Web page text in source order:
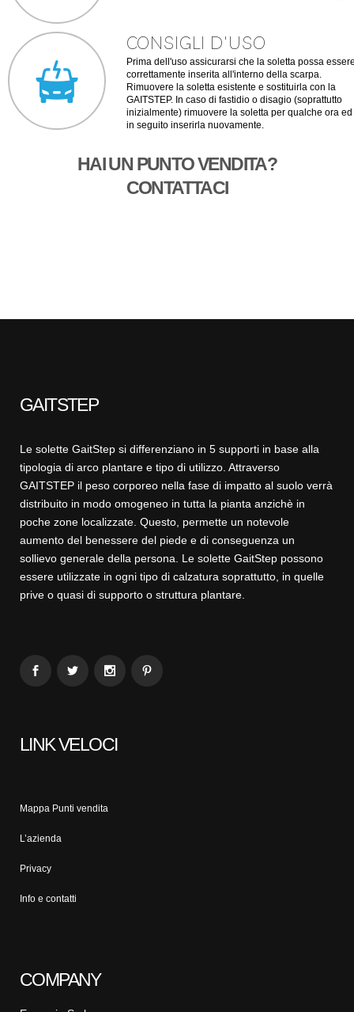
CONSIGLI D'USO
Prima dell'uso assicurarsi che la soletta possa
correttamente inserita all'interno della scarpa.
Rimuovere la soletta esistente e sostituirla con la
GAITSTEP. In caso di fastidio o disagio (soprattutto
inizialmente) rimuovere la soletta per qualche ora ed
in seguito inserirla nuovamente.
HAI UN PUNTO VENDITA?
CONTATTACI
GAITSTEP
Le solette GaitStep si differenziano in 5 supporti in base alla
tipologia di arco plantare e tipo di utilizzo. Attraverso
GAITSTEP il peso corporeo nella fase di impatto al suolo verrà
distribuito in modo omogeneo in tutta la pianta anzichè in
poche zone localizzate. Questo, permette un notevole
aumento del benessere del piede e di conseguenza un
sollievo generale della persona. Le solette GaitStep possono
essere utilizzate in ogni tipo di calzatura soprattutto, in quelle
prive o quasi di supporto o struttura plantare.
LINK VELOCI
Mappa Punti vendita
L’azienda
Privacy
Info e contatti
COMPANY